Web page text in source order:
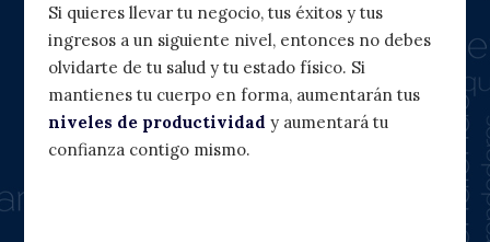
Si quieres llevar tu negocio, tus éxitos y tus
ingresos a un siguiente nivel, entonces no debes
olvidarte de tu salud y tu estado físico. Si
mantienes tu cuerpo en forma, aumentarán tus
niveles de productividad y aumentará tu
confianza contigo mismo.